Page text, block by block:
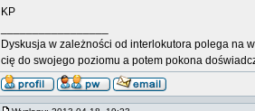
KP
Dyskusja w zależności od interlokutora polega na
cię do swojego poziomu a potem pokona